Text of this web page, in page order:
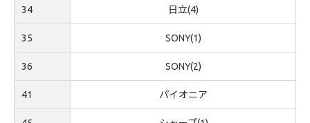
34 日立(4)
35 SONY(1)
36 SONY(2)
41 パイオニア